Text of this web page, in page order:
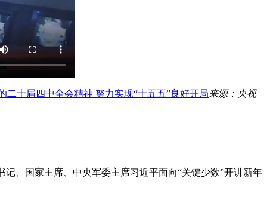
十届四中全会精神 努力实现“十五五”良好开局来源：央视
、国家主席、中央军委主席习近平面向“关键少数”开讲新年